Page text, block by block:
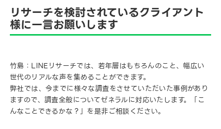
リサーチを検討されているクライアント
様に一言お願いします
竹島：LINEリサーチでは、若年層はもちろんのこと、幅広い
世代のリアルな声を集めることができます。
弊社では、今までに様々な調査をさせていただいた事例があり
ますので、調査全般についてゼネラルに対応いたします。「こ
んなことできるかな？」を是非ご相談ください。